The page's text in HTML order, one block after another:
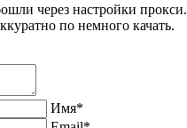
через настройки прокси.
по немного качать.
Имя*